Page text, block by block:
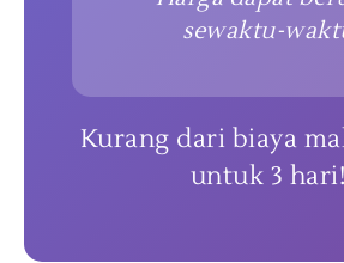
sewaktu-
Kurang dari biaya
untuk 3 hari!